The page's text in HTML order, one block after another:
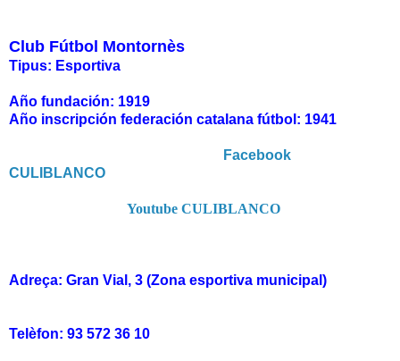
Club Fútbol Montornès
Tipus: Esportiva
Año fundación: 1919
Año inscripción federación catalana fútbol: 1941
Facebook
CULIBLANCO
Youtube CULIBLANCO
Adreça: Gran Vial, 3 (Zona esportiva municipal)
Telèfon: 93 572 36 10